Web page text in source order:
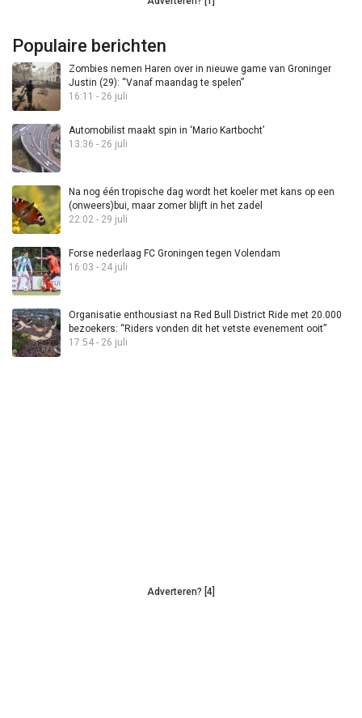
Populaire berichten
Zombies nemen Haren over in nieuwe game van Groninger
Justin (29): “Vanaf maandag te spelen”
16:11 - 26 juli
Automobilist maakt spin in ‘Mario Kartbocht’
13:36 - 26 juli
Na nog één tropische dag wordt het koeler met kans op een
(onweers)bui, maar zomer blijft in het zadel
22:02 - 29 juli
Forse nederlaag FC Groningen tegen Volendam
16:03 - 24 juli
Organisatie enthousiast na Red Bull District Ride met 20.000
bezoekers: “Riders vonden dit het vetste evenement ooit”
17:54 - 26 juli
Adverteren? [4]